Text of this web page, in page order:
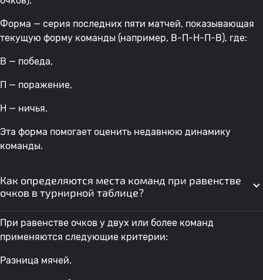
Форма — серия последних пяти матчей, показывающая
текущую форму команды (например, В-П-Н-П-В), где:
В — победа,
П — поражение,
Н — ничья.
Эта форма помогает оценить недавнюю динамику
команды.
Как определяются места команд при равенстве
очков в турнирной таблице?
При равенстве очков у двух или более команд
применяются следующие критерии:
Разница мячей.